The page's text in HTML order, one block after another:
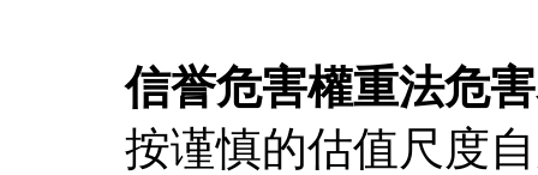
信誉危害權重法危害
按谨慎的估值尺度